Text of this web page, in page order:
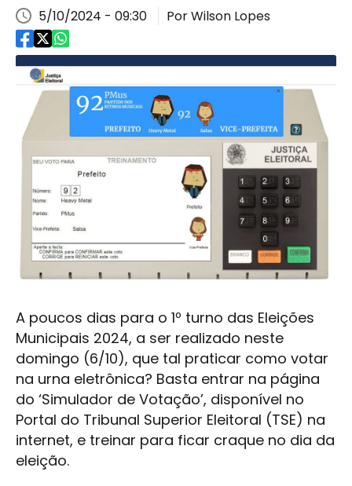
5/10/2024 - 09:30 Por Wilson Lopes
A poucos dias para o 1º turno das Eleições
Municipais 2024, a ser realizado neste
domingo (6/10), que tal praticar como votar
na urna eletrônica? Basta entrar na página
do ‘Simulador de Votação’, disponível no
Portal do Tribunal Superior Eleitoral (TSE) na
internet, e treinar para ficar craque no dia da
eleição.